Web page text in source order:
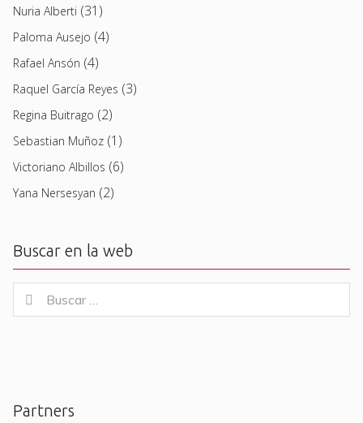
Nuria Alberti (31)
Paloma Ausejo (4)
Rafael Ansón (4)
Raquel García Reyes (3)
Regina Buitrago (2)
Sebastian Muñoz (1)
Victoriano Albillos (6)
Yana Nersesyan (2)
Buscar en la web
for:
Buscar
Partners